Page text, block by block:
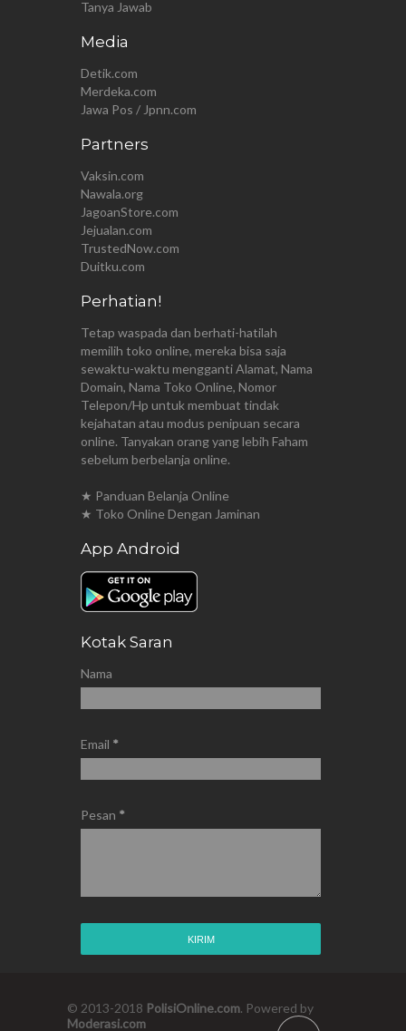
Tanya Jawab
Media
Detik.com
Merdeka.com
Jawa Pos / Jpnn.com
Partners
Vaksin.com
Nawala.org
JagoanStore.com
Jejualan.com
TrustedNow.com
Duitku.com
Perhatian!
Tetap waspada dan berhati-hatilah
memilih toko online, mereka bisa saja
sewaktu-waktu mengganti Alamat, Nama
Domain, Nama Toko Online, Nomor
Telepon/Hp untuk membuat tindak
kejahatan atau modus penipuan secara
online. Tanyakan orang yang lebih Faham
sebelum berbelanja online.
★ Panduan Belanja Online
★ Toko Online Dengan Jaminan
App Android
Kotak Saran
Nama
Email *
Pesan *
© 2013-2018 PolisiOnline.com. Powered by
Moderasi.com